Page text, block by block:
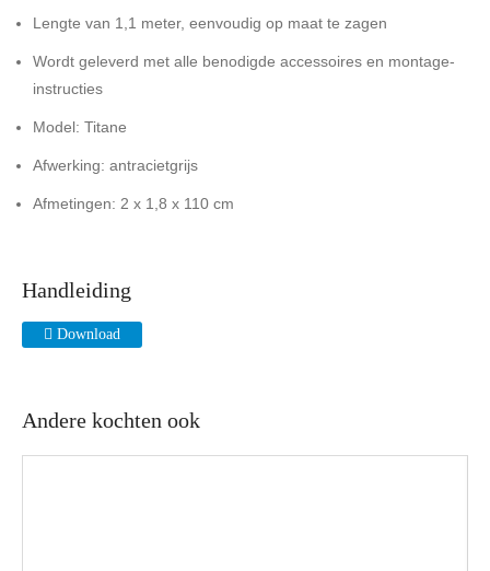
Lengte van 1,1 meter, eenvoudig op maat te zagen
Wordt geleverd met alle benodigde accessoires en montage-
instructies
Model: Titane
Afwerking: antracietgrijs
Afmetingen: 2 x 1,8 x 110 cm
Handleiding
Download
Andere kochten ook